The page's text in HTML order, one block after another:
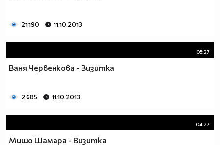
21 190 11.10.2013
05:27
Ваня Червенкова - Визитка
2 685 11.10.2013
04:27
Мишо Шамара - Визитка